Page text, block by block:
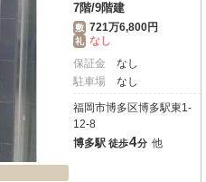
7階/9階建
敷 721万6,800円
礼 なし
保証金
なし
駐車場
なし
福岡市博多区博多駅東1-
12-8
博多駅 徒歩4分 他